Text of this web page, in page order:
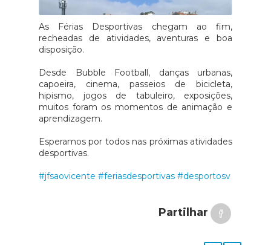
As Férias Desportivas chegam ao fim,
recheadas de atividades, aventuras e boa
disposição.
Desde Bubble Football, danças urbanas,
capoeira, cinema, passeios de bicicleta,
hipismo, jogos de tabuleiro, exposições,
muitos foram os momentos de animação e
aprendizagem.
Esperamos por todos nas próximas atividades
desportivas.
#jfsaovicente #feriasdesportivas #desportosv
Partilhar